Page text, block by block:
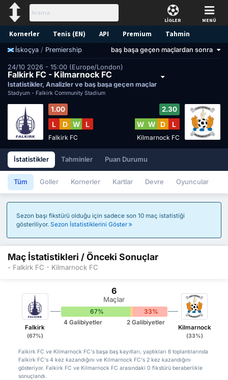
LİGLER MENÜ
Kornerler Tenis (EN) API Premium Tahmin
İskoçya / Premiership baş başa geçen maçlardan sonra
24/10 2026 - 15:00 (Europe/London)
Falkirk FC - Kilmarnock FC
İstatistikler, Analizler ve baş başa geçen maçlar
Stadyum - Falkirk Community Stadium
1.00
L D W L
Falkirk FC
2.30
W W D L
Kilmarnock FC
İstatistikler Tahminler Puan Durumu
Tüm Goller Kornerler Kartlar Devre Oyuncular
Sezon başı fikstürü olduğu için sadece son 10 maç istatistiği
gösteriliyor. Sezon İstatistiklerini Göster
Maç İstatistikleri / Önceki Sonuçlar
- Falkirk FC - Kilmarnock FC
Falkirk
(67%)
6
Maçlar
67% 33%
4 Galibiyetler 2 Galibiyetler
Kilmarnock
(33%)
Falkirk FC ve Kilmarnock FC's başa baş kayıtları, yaptıkları 6 toplantılarında
Falkirk FC's 4 kez kazandığını ve Kilmarnock FC's 2 kez kazandığını
gösteriyor. Falkirk FC ve Kilmarnock FC arasındaki 0 fikstürü beraberlikle
sonuçlandı.